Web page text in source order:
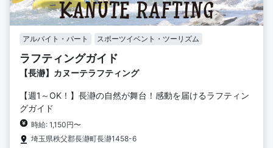
アルバイト・パート スポーツイベント・ツーリズム
ラフティングガイド
【長瀞】カヌーテラフティング
【週1～OK！】長瀞の自然が舞台！感動を届けるラフティン
グガイド
時給: 1,150円〜
埼玉県秩父郡長瀞町長瀞1458-6